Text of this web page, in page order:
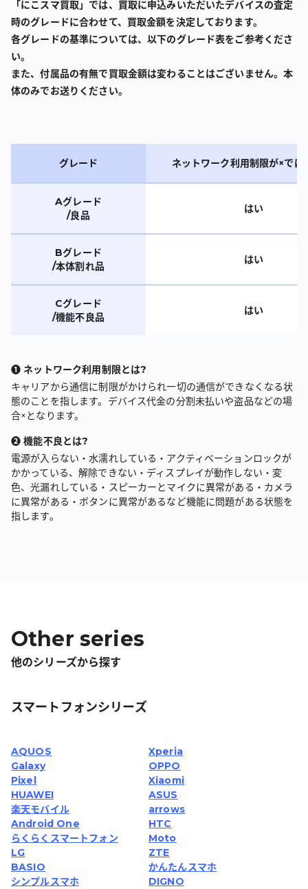
「にこスマ買取」では、買取に申込みいただいたデバイスの査定
時のグレードに合わせて、買取金額を決定しております。
各グレードの基準については、以下のグレード表をご参考くださ
い。
また、付属品の有無で買取金額は変わることはございません。本
体のみでお送りください。
グレード ネットワーク利用制限が×で
Aグレード
/良品
はい
Bグレード
/本体割れ品
はい
Cグレード
/機能不良品
はい
❶ ネットワーク利用制限とは?
キャリアから通信に制限がかけられ一切の通信ができなくなる状
態のことを指します。デバイス代金の分割未払いや盗品などの場
合×となります。
❷ 機能不良とは?
電源が入らない・水濡れしている・アクティベーションロックが
かかっている、解除できない・ディスプレイが動作しない・変
色、光漏れしている・ スピーカーとマイクに異常がある・カメラ
に異常がある・ボタンに異常があるなど機能に問題がある状態を
指します。
Other series
他のシリーズから探す
スマートフォンシリーズ
AQUOS
Xperia
Galaxy
OPPO
Pixel
Xiaomi
HUAWEI
ASUS
楽天モバイル
arrows
Android One
HTC
らくらくスマートフォン
Moto
LG
ZTE
BASIO
かんたんスマホ
シンプルスマホ
DIGNO